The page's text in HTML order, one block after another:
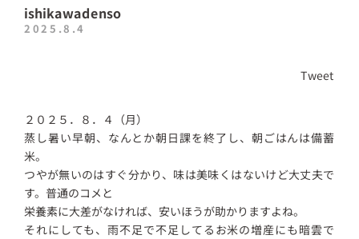
ishikawadenso
2025.8.4
Tweet
２０２５．８．４（月）
蒸し暑い早朝、なんとか朝日課を終了し、朝ごはんは備蓄
米。
つやが無いのはすぐ分かり、味は美味くはないけど大丈夫で
す。普通のコメと
栄養素に大差がなければ、安いほうが助かりますよね。
それにしても、雨不足で不足してるお米の増産にも暗雲で